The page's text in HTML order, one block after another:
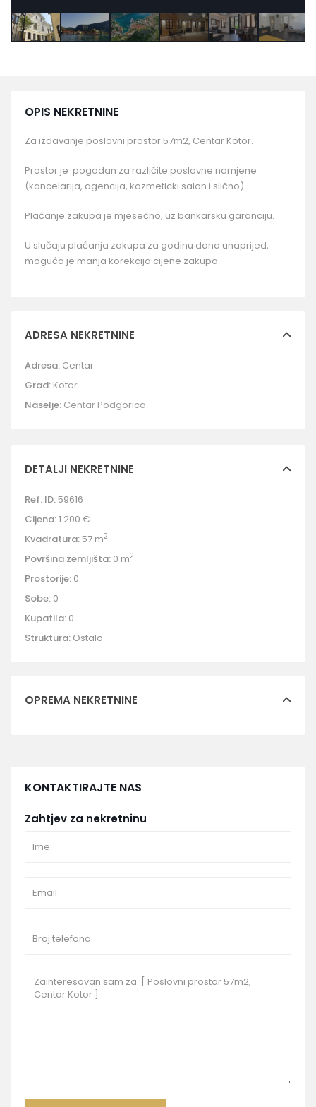
OPIS NEKRETNINE
Za izdavanje poslovni prostor 57m2, Centar Kotor.
Prostor je pogodan za različite poslovne namjene
(kancelarija, agencija, kozmeticki salon i slično).
Plaćanje zakupa je mjesečno, uz bankarsku garanciju.
U slučaju plaćanja zakupa za godinu dana unaprijed,
moguća je manja korekcija cijene zakupa.
ADRESA NEKRETNINE
Adresa: Centar
Grad: Kotor
Naselje: Centar Podgorica
DETALJI NEKRETNINE
Ref. ID: 59616
Cijena:1.200 €
Kvadratura: 57 m2
Površina zemljišta: 0 m2
Prostorije: 0
Sobe: 0
Kupatila: 0
Struktura: Ostalo
OPREMA NEKRETNINE
KONTAKTIRAJTE NAS
Zahtjev za nekretninu